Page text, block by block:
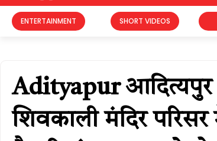
ENTERTAINMENT SHORT VIDEOS
Adityapur आदित्यपुर
शिवकाली मंदिर परिसर